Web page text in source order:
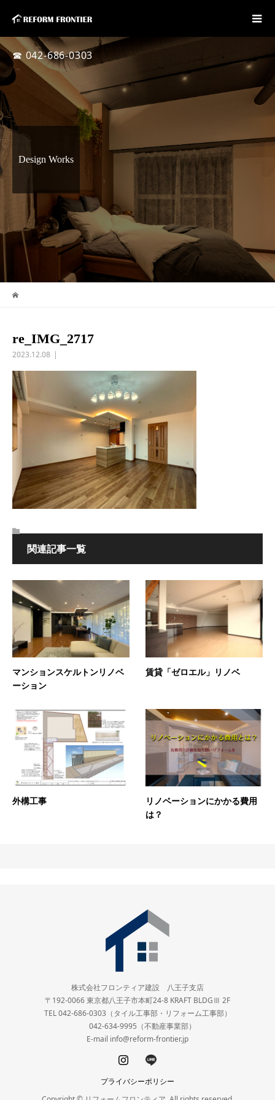
☎ 042-686-0303
Design Works
re_IMG_2717
2023.12.08
関連記事一覧
マンションスケルトンリノベ
ーション
賃貸「ゼロエル」リノベ
外構工事
リノベーションにかかる費用
は？
株式会社フロンティア建設 八王子支店
〒192-0066 東京都八王子市本町24-8 KRAFT BLDGⅢ 2F
TEL 042-686-0303（タイル工事部・リフォーム工事部）
042-634-9995（不動産事業部）
E-mail info@reform-frontier.jp
プライバシーポリシー